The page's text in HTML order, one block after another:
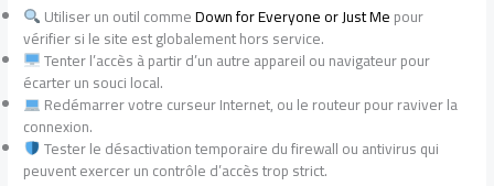
Utiliser un outil commeDown for Everyone or Just Mepour
vérifier si le site est globalement hors service.
Tenter l’accès à partir d’un autre appareil ou navigateur pour
écarter un souci local.
Redémarrer votre curseur Internet, ou le routeur pour raviver la
connexion.
Tester le désactivation temporaire du firewall ou antivirus qui
peuvent exercer un contrôle d’accès trop strict.